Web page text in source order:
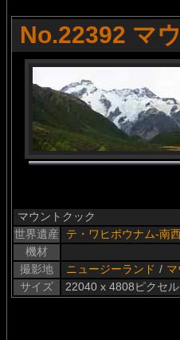
No.22392 マ
マウントクック
世界遺産
テ・ワヒポウナム-南
機材
撮影地
ニュージーランド /
サイズ
22040 x 4808ピクセル